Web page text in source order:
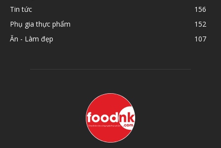
Tin tức
156
Phụ gia thực phẩm
152
Ăn - Làm đẹp
107